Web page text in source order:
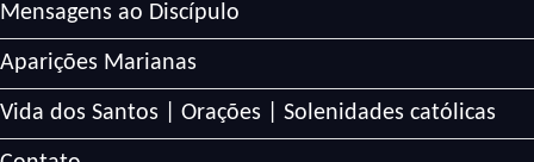
Mensagens ao Discípulo
Aparições Marianas
Vida dos Santos | Orações | Solenidades católicas